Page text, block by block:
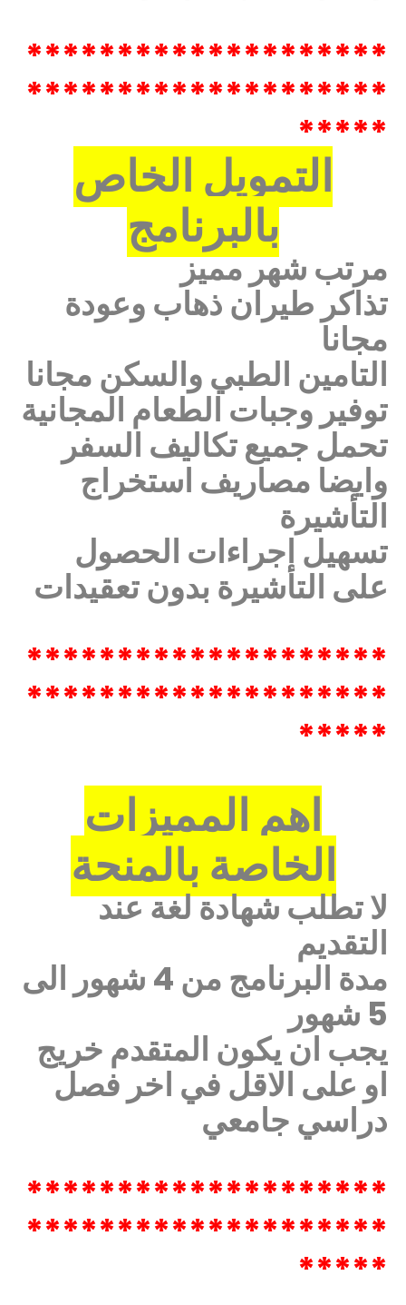
********************
********************
*****
التمويل الخاص
بالبرنامج
مرتب شهر مميز
تذاكر طيران ذهاب وعودة
مجانا
التامين الطبي والسكن مجانا
توفير وجبات الطعام المجانية
تحمل جميع تكاليف السفر
وايضا مصاريف استخراج
التأشيرة
تسهيل اجراءات الحصول
على التأشيرة بدون تعقيدات
********************
********************
*****
اهم المميزات
الخاصة بالمنحة
لا تطلب شهادة لغة عند
التقديم
مدة البرنامج من 4 شهور الى
5 شهور
يجب ان يكون المتقدم خريج
او على الاقل في اخر فصل
دراسي جامعي
********************
********************
*****